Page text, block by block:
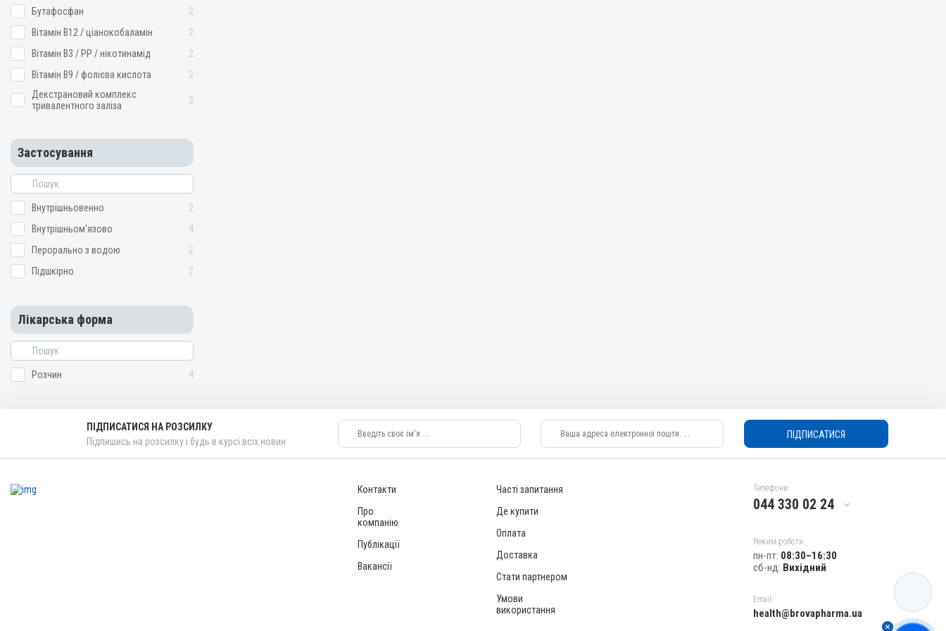
Бутафосфан
2
Вітамін B12 / ціанокобаламін
2
Вітамін B3 / PP / нікотинамід
2
Вітамін B9 / фолієва кислота
2
Декстрановий комплекс
тривалентного заліза
2
Застосування
Внутрішньовенно
2
Внутрішньом'язово
4
Перорально з водою
2
Підшкірно
2
Лікарська форма
Розчин 4
ПІДПИСАТИСЯ НА РОЗСИЛКУ
Підпишись на розсилку і будь в курсі всіх новин
ПІДПИСАТИСЯ
Контакти
Про
компанію
Публікації
Вакансії
Часті запитання
Де купити
Оплата
Доставка
Стати партнером
Умови
використання
Телефони:
044 330 02 24
Режим роботи:
пн-пт: 08:30–16:30
сб-нд: Вихідний
Email:
health@brovapharma.ua
КАТАЛОГ